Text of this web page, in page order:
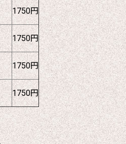
1750円
1750円
1750円
1750円